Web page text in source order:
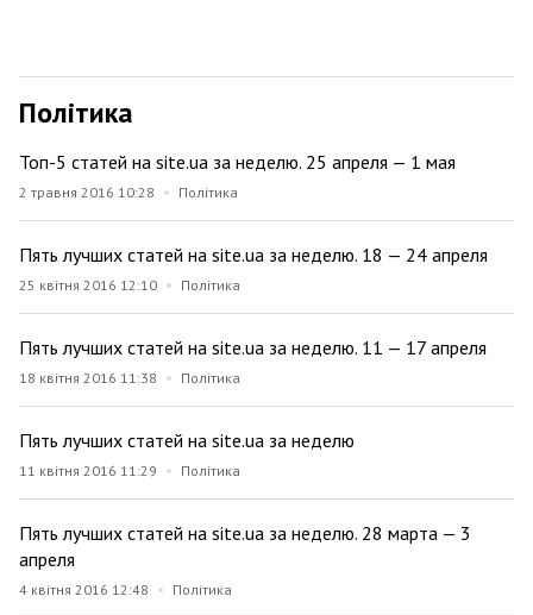
Політика
Топ-5 статей на site.ua за неделю. 25 апреля — 1 мая
2 травня 2016 10:28 Політика
Пять лучших статей на site.ua за неделю. 18 — 24 апреля
25 квітня 2016 12:10 Політика
Пять лучших статей на site.ua за неделю. 11 — 17 апреля
18 квітня 2016 11:38 Політика
Пять лучших статей на site.ua за неделю
11 квітня 2016 11:29 Політика
Пять лучших статей на site.ua за неделю. 28 марта — 3
апреля
4 квітня 2016 12:48 Політика